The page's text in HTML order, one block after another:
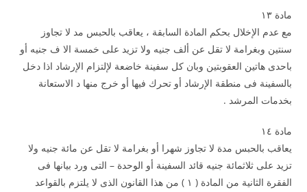
مادة ۱۳
مع عدم الإخلال بحكم المادة السابقة ، يعاقب بالحبس مد لا تجاوز
سنتين وبغرامة لا تقل عن ألف جنيه ولا تزيد على خمسة الا ف جنيه أو
باحدى هاتين العقوبتين وبان كل سفينة خاضعة لإلتزام الإرشاد اذا دخل
بالسفينة فى منطقة الإرشاد أو تحرك فيها أو خرج منها د الاستعانة
بخدمات المرشد .
مادة ۱٤
يعاقب بالحبس مدة لا تجاوز شهرا أو بغرامة لا تقل عن مائة جنيه ولا
تزيد على ثلاثمائة جنيه قائد السفينة أو الوحدة – التى ورد بيانها فى
الفقرة الثانية من المادة ( ۱ ) من هذا القانون الذى لا يلتزم بالقواعد